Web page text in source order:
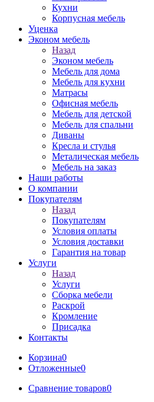
Кухни
Корпусная мебель
Уценка
Эконом мебель
Назад
Эконом мебель
Мебель для дома
Мебель для кухни
Матрасы
Офисная мебель
Мебель для детской
Мебель для спальни
Диваны
Кресла и стулья
Металическая мебель
Мебель на заказ
Наши работы
О компании
Покупателям
Назад
Покупателям
Условия оплаты
Условия доставки
Гарантия на товар
Услуги
Назад
Услуги
Сборка мебели
Раскрой
Кромление
Присадка
Контакты
Корзина0
Отложенные0
Сравнение товаров0